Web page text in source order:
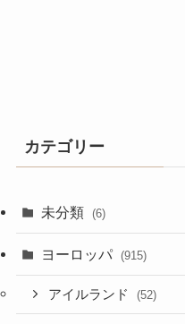
カテゴリー
未分類 (6)
ヨーロッパ (915)
アイルランド (52)